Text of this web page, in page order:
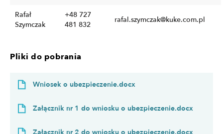
Rafał
Szymczak
+48 727
481 832
rafal.szymczak@kuke.com.pl
Pliki do pobrania
Wniosek o ubezpieczenie.docx
Załącznik nr 1 do wniosku o ubezpieczenie.docx